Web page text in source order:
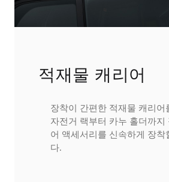
적재물 캐리어
장착이 간편한 적재물 캐리어
자전거 랙부터 카누 홀더까지
어 액세서리를 신속하게 장착
다.